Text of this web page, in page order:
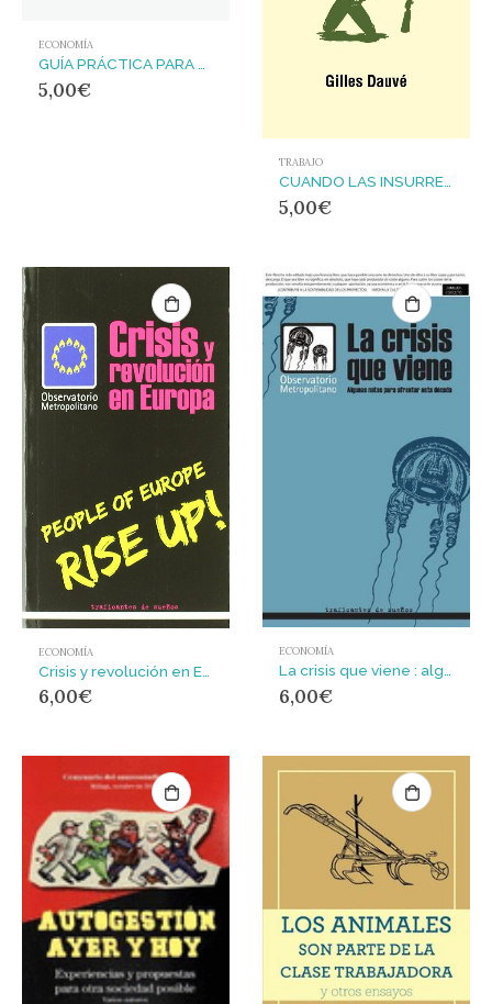
ECONOMÍA
5,00€
TRABAJO
5,00€
ECONOMÍA
6,00€
ECONOMÍA
La crisis que viene : algunas notas para afrontar esta década
6,00€